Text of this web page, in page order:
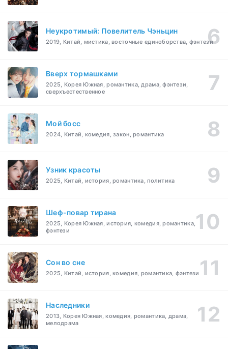
Неукротимый: Повелитель Чэньцин
2019, Китай, мистика, восточные единоборства, фэнтези
Вверх тормашками
2025, Корея Южная, романтика, драма, фэнтези,
сверхъестественное
Мой босс
2024, Китай, комедия, закон, романтика
Узник красоты
2025, Китай, история, романтика, политика
Шеф-повар тирана
2025, Корея Южная, история, комедия, романтика,
фэнтези
Cон во сне
2025, Китай, история, комедия, романтика, фэнтези
Наследники
2013, Корея Южная, комедия, романтика, драма,
мелодрама